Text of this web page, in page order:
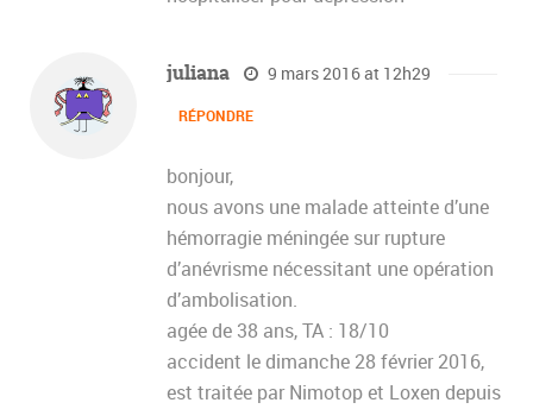
juliana 9 mars 2016 at 12h29
RÉPONDRE
bonjour,
nous avons une malade atteinte d’une
hémorragie méningée sur rupture
d’anévrisme nécessitant une opération
d’ambolisation.
agée de 38 ans, TA : 18/10
accident le dimanche 28 février 2016,
est traitée par Nimotop et Loxen depuis